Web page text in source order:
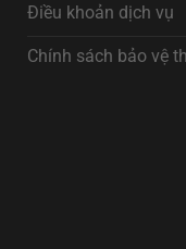
Điều khoản dịch vụ
Chính sách bảo vệ